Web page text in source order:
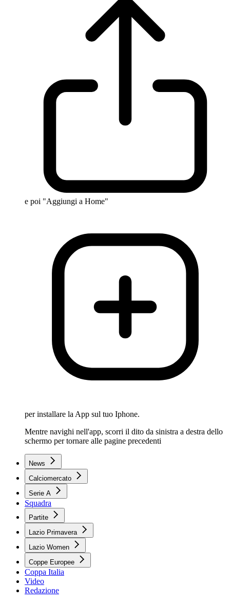
e poi "Aggiungi a Home"
per installare la App sul tuo Iphone.
Mentre navighi nell'app, scorri il dito da sinistra a destra dello
schermo per tornare alle pagine precedenti
News
Calciomercato
Serie A
Squadra
Partite
Lazio Primavera
Lazio Women
Coppe Europee
Coppa Italia
Video
Redazione